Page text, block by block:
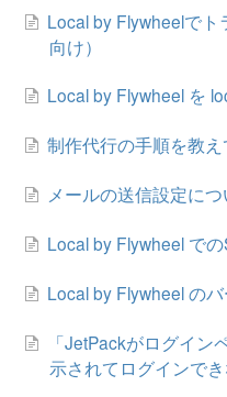
問
Local by Flywheelで
向け）
Local by Flywheel を
制作代行の手順を教
メールの送信設定につ
Local by Flywheel で
Local by Flywheel の
「JetPackがログイ
示されてログインで